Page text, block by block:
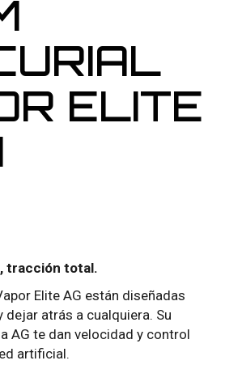
ELITE
tracción total.
Elite AG están diseñadas
dejar atrás a cualquiera. Su
AG te dan velocidad y control
artificial.